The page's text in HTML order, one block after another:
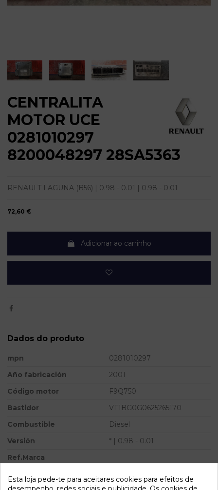
CENTRALITA
MOTOR UCE
0281010297
8200048297 28SA5363
RENAULT LAGUNA (B56) | 0.98 - 0.01 | 0.98 - 0.01
72,60 €
Adicionar ao carrinho
Dados do produto
mpn
0281010297
Año fabricación
2001
Código motor
F9Q750
Bastidor
VF1BG0G0625265170
Combustible
Diesel
Versión
* | 0.98 - 0.01
Ref.Marca
Esta loja pede-te para aceitares cookies para efeitos de